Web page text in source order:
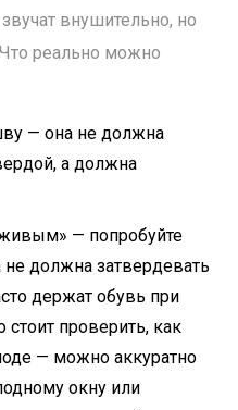
внушительно, но
Что реально можно
— она не должна
а должна
— попробуйте
должна затвердевать
держат обувь при
стоит проверить, как
— можно аккуратно
окну или